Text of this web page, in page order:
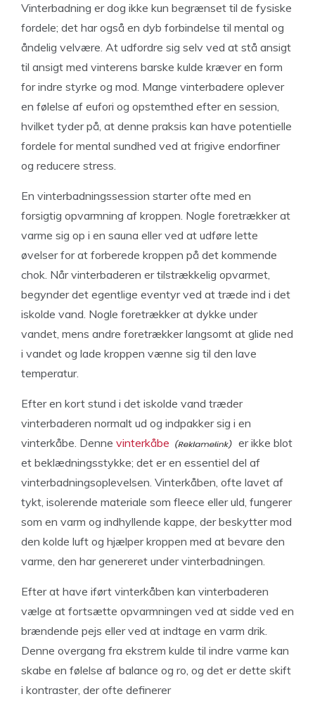
Vinterbadning er dog ikke kun begrænset til de fysiske
fordele; det har også en dyb forbindelse til mental og
åndelig velvære. At udfordre sig selv ved at stå ansigt
til ansigt med vinterens barske kulde kræver en form
for indre styrke og mod. Mange vinterbadere oplever
en følelse af eufori og opstemthed efter en session,
hvilket tyder på, at denne praksis kan have potentielle
fordele for mental sundhed ved at frigive endorfiner
og reducere stress.
En vinterbadningssession starter ofte med en
forsigtig opvarmning af kroppen. Nogle foretrækker at
varme sig op i en sauna eller ved at udføre lette
øvelser for at forberede kroppen på det kommende
chok. Når vinterbaderen er tilstrækkelig opvarmet,
begynder det egentlige eventyr ved at træde ind i det
iskolde vand. Nogle foretrækker at dykke under
vandet, mens andre foretrækker langsomt at glide ned
i vandet og lade kroppen vænne sig til den lave
temperatur.
Efter en kort stund i det iskolde vand træder
vinterbaderen normalt ud og indpakker sig i en
vinterkåbe. Denne vinterkåbe
er ikke blot
et beklædningsstykke; det er en essentiel del af
vinterbadningsoplevelsen. Vinterkåben, ofte lavet af
tykt, isolerende materiale som fleece eller uld, fungerer
som en varm og indhyllende kappe, der beskytter mod
den kolde luft og hjælper kroppen med at bevare den
varme, den har genereret under vinterbadningen.
Efter at have iført vinterkåben kan vinterbaderen
vælge at fortsætte opvarmningen ved at sidde ved en
brændende pejs eller ved at indtage en varm drik.
Denne overgang fra ekstrem kulde til indre varme kan
skabe en følelse af balance og ro, og det er dette skift
i kontraster, der ofte definerer